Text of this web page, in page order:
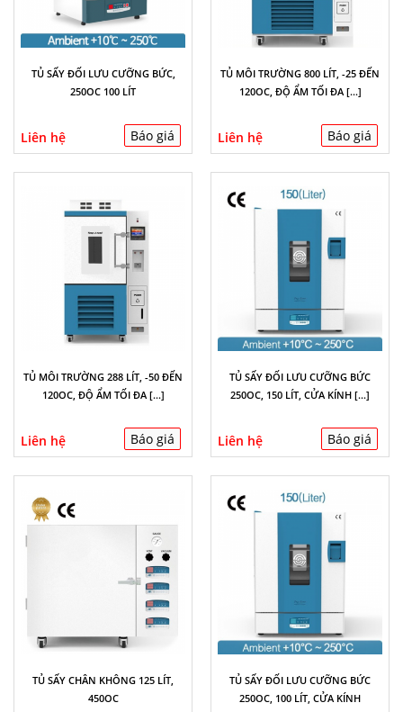
TỦ SẤY ĐỐI LƯU CƯỠNG BỨC,
250OC 100 LÍT
Liên hệ Báo giá
TỦ MÔI TRƯỜNG 800 LÍT, -25 ĐẾN
120OC, ĐỘ ẨM TỐI ĐA [...]
Liên hệ Báo giá
TỦ MÔI TRƯỜNG 288 LÍT, -50 ĐẾN
120OC, ĐỘ ẨM TỐI ĐA [...]
Liên hệ Báo giá
TỦ SẤY ĐỐI LƯU CƯỠNG BỨC
250OC, 150 LÍT, CỬA KÍNH [...]
Liên hệ Báo giá
TỦ SẤY CHÂN KHÔNG 125 LÍT,
450OC
TỦ SẤY ĐỐI LƯU CƯỠNG BỨC
250OC, 100 LÍT, CỬA KÍNH